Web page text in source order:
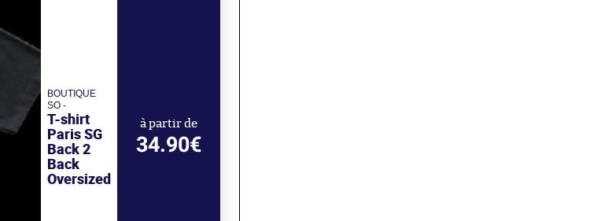
BOUTIQUE
SO -
T-shirt
Paris SG
Back 2
Back
Oversized
à partir de
34.90€